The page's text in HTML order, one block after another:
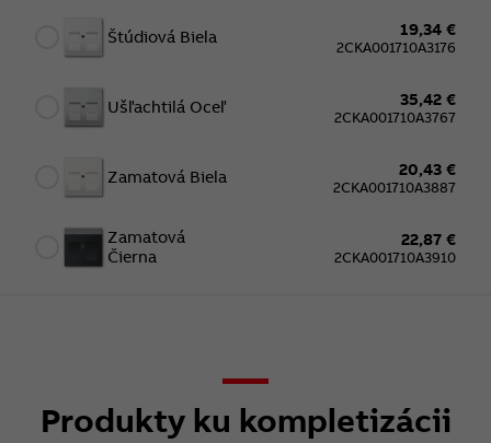
Štúdiová Biela 19,34 €
2CKA001710A3176
Ušľachtilá Oceľ 35,42 €
2CKA001710A3767
Zamatová Biela 20,43 €
2CKA001710A3887
Zamatová
Čierna
22,87 €
2CKA001710A3910
Produkty ku kompletizácii